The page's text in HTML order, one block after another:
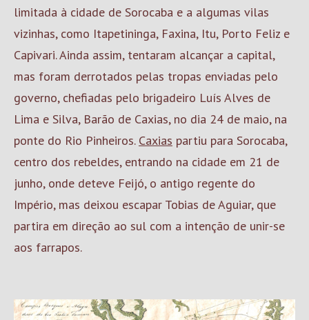
limitada à cidade de Sorocaba e a algumas vilas
vizinhas, como Itapetininga, Faxina, Itu, Porto Feliz e
Capivari. Ainda assim, tentaram alcançar a capital,
mas foram derrotados pelas tropas enviadas pelo
governo, chefiadas pelo brigadeiro Luís Alves de
Lima e Silva, Barão de Caxias, no dia 24 de maio, na
ponte do Rio Pinheiros. Caxias partiu para Sorocaba,
centro dos rebeldes, entrando na cidade em 21 de
junho, onde deteve Feijó, o antigo regente do
Império, mas deixou escapar Tobias de Aguiar, que
partira em direção ao sul com a intenção de unir-se
aos farrapos.